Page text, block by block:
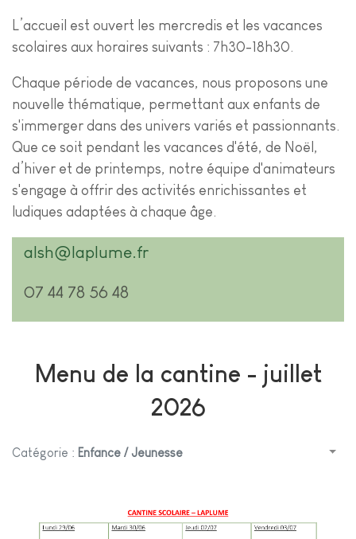
L’accueil est ouvert les mercredis et les vacances
scolaires aux horaires suivants : 7h30-18h30.
Chaque période de vacances, nous proposons une
nouvelle thématique, permettant aux enfants de
s'immerger dans des univers variés et passionnants.
Que ce soit pendant les vacances d'été, de Noël,
d’hiver et de printemps, notre équipe d'animateurs
s'engage à offrir des activités enrichissantes et
ludiques adaptées à chaque âge.
alsh@laplume.fr
07 44 78 56 48
Menu de la cantine - juillet
2026
Catégorie : Enfance / Jeunesse